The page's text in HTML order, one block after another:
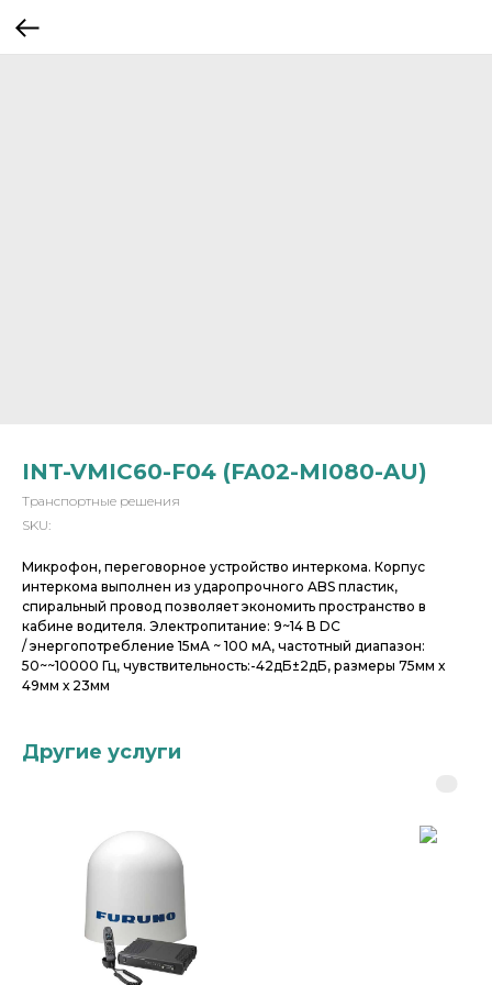
INT-VMIC60-F04 (FA02-MI080-AU)
Транспортные решения
SKU:
Микрофон, переговорное устройство интеркома. Корпус
интеркома выполнен из ударопрочного ABS пластик,
спиральный провод позволяет экономить пространство в
кабине водителя. Электропитание: 9~14 В DC
/ энергопотребление 15мА ~ 100 мА, частотный диапазон:
50~~10000 Гц, чувствительность:-42дБ±2дБ, размеры 75мм х
49мм х 23мм
Другие услуги